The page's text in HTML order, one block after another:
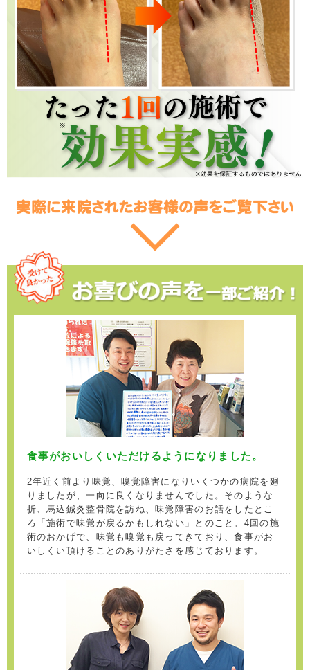
食事がおいしくいただけるようになりました。
2年近く前より味覚、嗅覚障害になりいくつかの病院を廻
りましたが、一向に良くなりませんでした。そのような
折、馬込鍼灸整骨院を訪ね、味覚障害のお話をしたとこ
ろ「施術で味覚が戻るかもしれない」とのこと。4回の施
術のおかげで、味覚も嗅覚も戻ってきており、食事がお
いしくい頂けることのありがたさを感じております。